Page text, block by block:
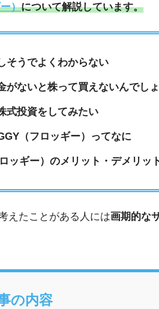
）について解説しています。
そうでよくわからない
がないと株って買えないんでし
式投資をしてみたい
（フロッギー）ってなに
ッギー）のメリット・デメリッ
えたことがある人には画期的な
の内容